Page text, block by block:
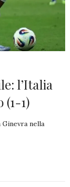
l’Italia
1)
nella